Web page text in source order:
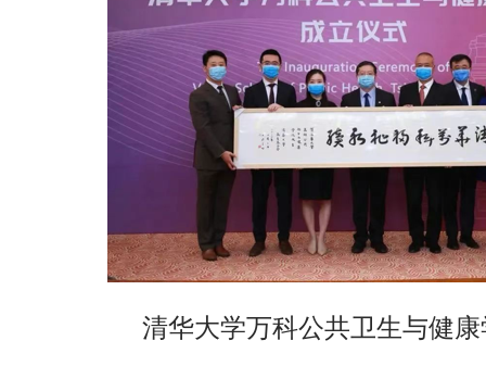
清华大学万科公共卫生与健